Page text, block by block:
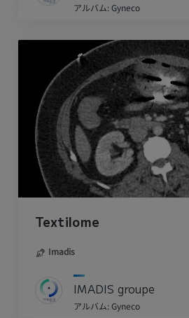
アルバム: Gyneco
Textilome
Imadis
IMADIS groupe
アルバム: Gyneco